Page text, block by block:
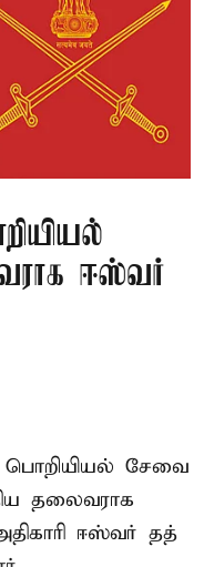
ஈஸ்வர்
பொறியியல் சேவை
தலைவராக
ஈஸ்வர் தத்